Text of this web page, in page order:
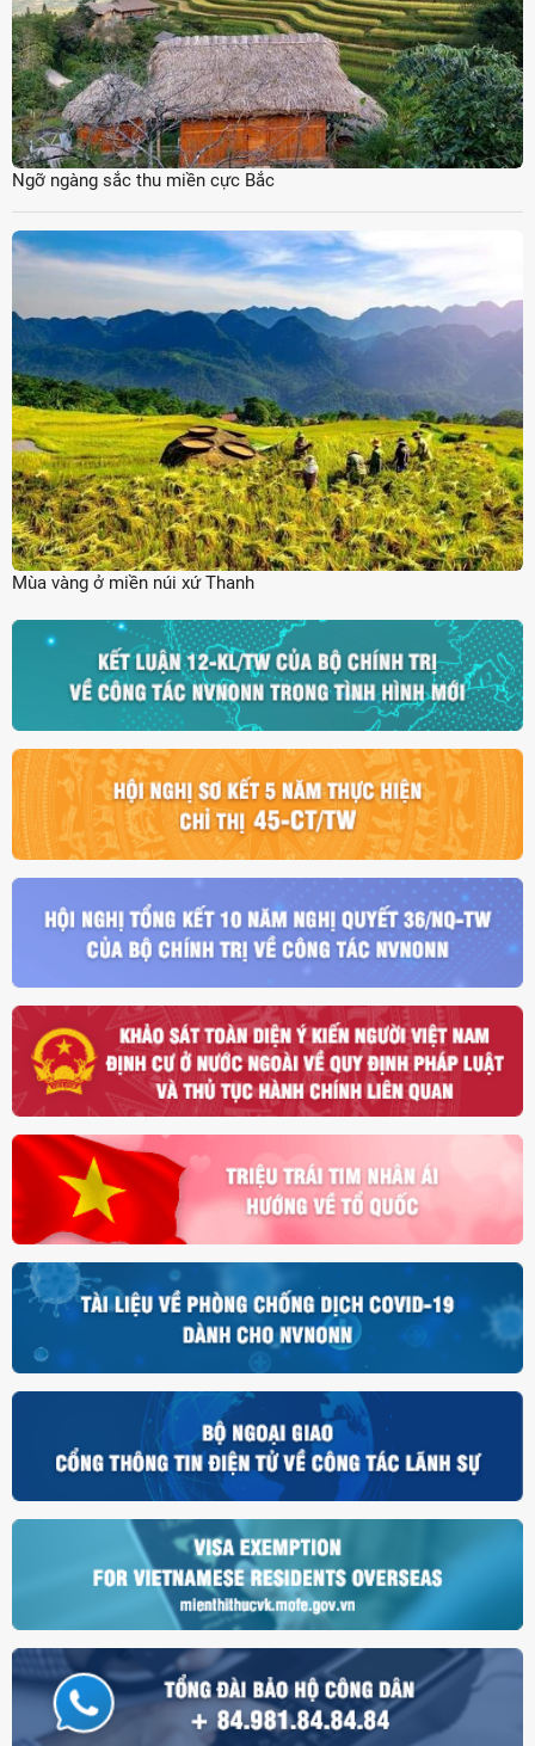
Ngỡ ngàng sắc thu miền cực Bắc
Mùa vàng ở miền núi xứ Thanh